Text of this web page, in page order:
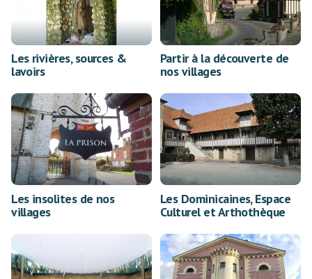
Les rivières, sources &
lavoirs
Partir à la découverte de
nos villages
Les insolites de nos
villages
Les Dominicaines, Espace
Culturel et Arthothèque